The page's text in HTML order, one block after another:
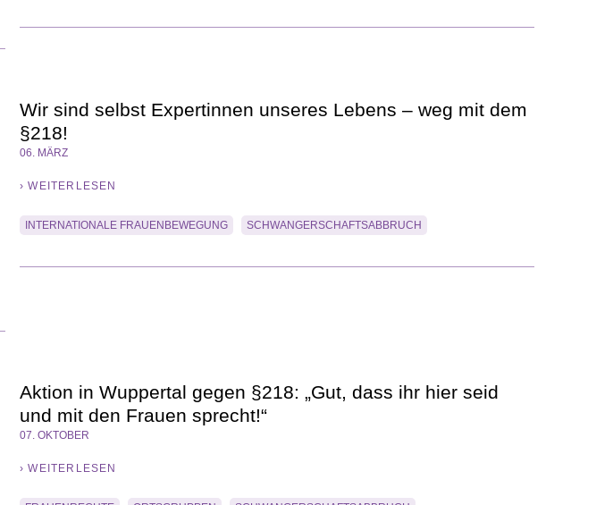
Wir sind selbst Expertinnen unseres Lebens – weg mit dem
§218!
06. MÄRZ
› WEITERLESEN
INTERNATIONALE FRAUENBEWEGUNG SCHWANGERSCHAFTSABBRUCH
Aktion in Wuppertal gegen §218: „Gut, dass ihr hier seid
und mit den Frauen sprecht!“
07. OKTOBER
› WEITERLESEN